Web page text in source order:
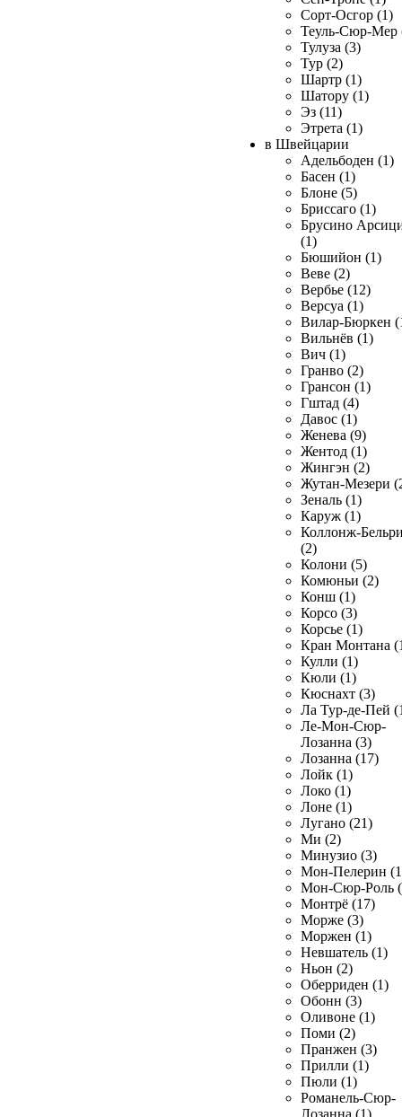
Сорт-Осгор (1)
Теуль-Сюр-Мер
Тулуза (3)
Тур (2)
Шартр (1)
Шатору (1)
Эз (11)
Этрета (1)
в Швейцарии
Адельбоден (1)
Басен (1)
Блоне (5)
Бриссаго (1)
Брусино
(1)
Бюшийон (1)
Веве (2)
Вербье (12)
Версуа (1)
Вилар-Бюркен
Вильнёв (1)
Вич (1)
Гранво (2)
Грансон (1)
Гштад (4)
Давос (1)
Женева (9)
Жентод (1)
Жингэн (2)
Жутан-Мезери
Зеналь (1)
Каруж (1)
Коллонж-
(2)
Колони (5)
Комюньи (2)
Конш (1)
Корсо (3)
Корсье (1)
Кран Монтана
Кулли (1)
Кюли (1)
Кюснахт (3)
Ла Тур-де-Пей
Ле-Мон-Сюр-
Лозанна (3)
Лозанна (17)
Лойк (1)
Локо (1)
Лоне (1)
Лугано (21)
Ми (2)
Минузио (3)
Мон-Пелерин
Мон-Сюр-Роль
Монтрё (17)
Морже (3)
Моржен (1)
Невшатель (1)
Ньон (2)
Оберриден (1)
Обонн (3)
Оливоне (1)
Поми (2)
Пранжен (3)
Прилли (1)
Пюли (1)
Романель-Сюр-
Лозанна (1)